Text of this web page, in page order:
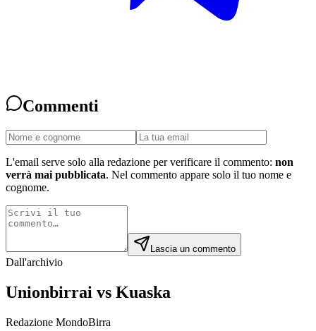
Commenti
L'email serve solo alla redazione per verificare il commento: non
verrà mai pubblicata. Nel commento appare solo il tuo nome e
cognome.
Lascia un commento
Dall'archivio
Unionbirrai vs Kuaska
Redazione MondoBirra